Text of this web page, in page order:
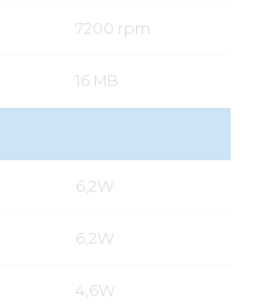
7200 rpm
16 MB
6,2W
6,2W
4,6W